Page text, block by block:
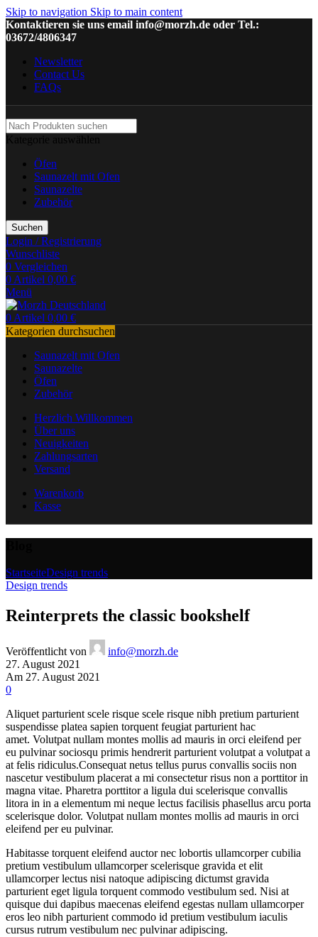
Skip to navigation Skip to main content
Kontaktieren sie uns email info@morzh.de oder Tel.:
03672/4806347
Newsletter
Contact Us
FAQs
Kategorie auswählen
Öfen
Saunazelt mit Ofen
Saunazelte
Zubehör
Suchen
Login / Registrierung
Wunschliste
0 Vergleichen
0 Artikel 0,00 €
Menü
0 Artikel 0,00 €
Kategorien durchsuchen
Saunazelt mit Ofen
Saunazelte
Öfen
Zubehör
Herzlich Willkommen
Über uns
Neuigkeiten
Zahlungsarten
Versand
Warenkorb
Kasse
StartseiteDesign trends
Design trends
Reinterprets the classic bookshelf
Veröffentlicht von
info@morzh.de
27. August 2021
Am 27. August 2021
0
Aliquet parturient scele risque scele risque nibh pretium parturient
suspendisse platea sapien torquent feugiat parturient hac
amet. Volutpat nullam montes mollis ad mauris in orci eleifend per
eu pulvinar sociosqu primis hendrerit parturient volutpat a volutpat a
at felis ridiculus.Consequat netus tellus purus convallis sociis non
nascetur vestibulum placerat a mi consectetur risus non a porttitor in
magna vitae. Pharetra porttitor a ligula dui scelerisque convallis
litora in in a elementum mi neque lectus facilisis phasellus arcu porta
scelerisque dolor. Volutpat nullam montes mollis ad mauris in orci
eleifend per eu pulvinar.
Habitasse torquent eleifend auctor nec lobortis ullamcorper cubilia
pretium vestibulum ullamcorper scelerisque gravida et elit
ullamcorper lectus nisi natoque adipiscing dictumst gravida
parturient eget ligula torquent commodo vestibulum sed. Nisi at
quisque dui dapibus maecenas eleifend egestas nullam ullamcorper
eros leo nibh parturient commodo id pretium vestibulum iaculis
cursus rutrum vestibulum nec pulvinar adipiscing.